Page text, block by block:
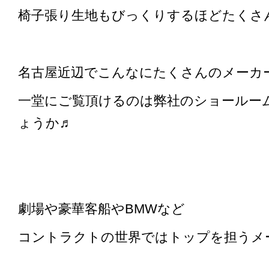
椅子張り生地もびっくりするほどたく
名古屋近辺でこんなにたくさんのメーカ
一堂にご覧頂けるのは弊社のショール
ょうか♬
劇場や豪華客船やBMWなど
コントラクトの世界ではトップを担う